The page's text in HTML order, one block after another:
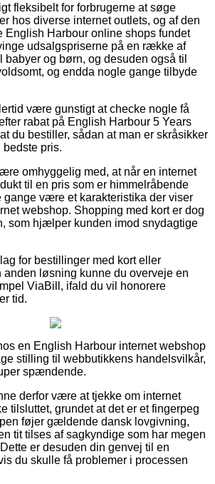
fleksibelt for forbrugerne at søge
hos diverse internet outlets, og af den
English Harbour online shops fundet
udsalgspriserne på en række af
babyer og børn, og desuden også til
og endda nogle gange tilbyde
være gunstigt at checke nogle få
rabat på English Harbour 5 Years
du bestiller, sådan at man er skråsikker
bedste pris.
omhyggelig med, at når en internet
til en pris som er himmelråbende
gange være et karakteristika der viser
webshop. Shopping med kort er dog
som hjælper kunden imod snydagtige
for bestillinger med kort eller
anden løsning kunne du overveje en
ViaBill, ifald du vil honorere
tid.
en English Harbour internet webshop
stilling til webbutikkens handelsvilkår,
spændende.
derfor være at tjekke om internet
tilsluttet, grundet at det er et fingerpeg
føjer gældende dansk lovgivning,
tit tilses af sagkyndige som har megen
er desuden din genvej til en
du skulle få problemer i processen